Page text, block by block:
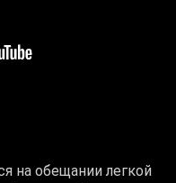
на обещании легкой